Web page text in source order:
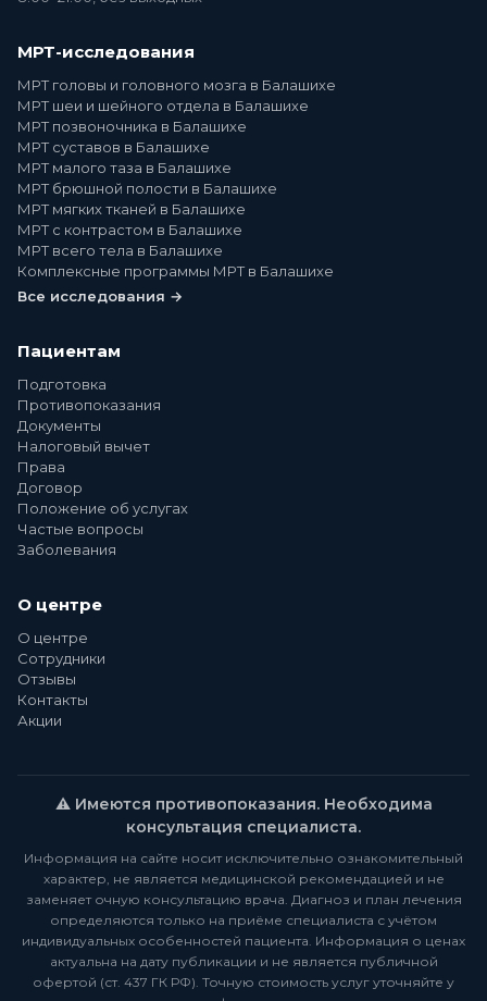
МРТ-исследования
МРТ головы и головного мозга в Балашихе
МРТ шеи и шейного отдела в Балашихе
МРТ позвоночника в Балашихе
МРТ суставов в Балашихе
МРТ малого таза в Балашихе
МРТ брюшной полости в Балашихе
МРТ мягких тканей в Балашихе
МРТ с контрастом в Балашихе
МРТ всего тела в Балашихе
Комплексные программы МРТ в Балашихе
Все исследования →
Пациентам
Подготовка
Противопоказания
Документы
Налоговый вычет
Права
Договор
Положение об услугах
Частые вопросы
Заболевания
О центре
О центре
Сотрудники
Отзывы
Контакты
Акции
⚠️ Имеются противопоказания. Необходима
консультация специалиста.
Информация на сайте носит исключительно ознакомительный
характер, не является медицинской рекомендацией и не
заменяет очную консультацию врача. Диагноз и план лечения
определяются только на приёме специалиста с учётом
индивидуальных особенностей пациента. Информация о ценах
актуальна на дату публикации и не является публичной
офертой (ст. 437 ГК РФ). Точную стоимость услуг уточняйте у